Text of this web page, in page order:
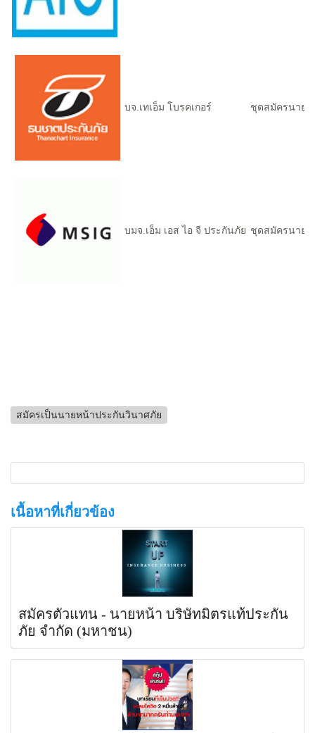
บจ.เทเอ็ม โบรคเกอร์ ชุดสมัครนาย
บมจ.เอ็ม เอส ไอ จี ประกันภัย ชุดสมัครนาย
สมัครเป็นนายหน้าประกันวินาศภัย
เนื้อหาที่เกี่ยวข้อง
สมัครตัวแทน - นายหน้า บริษัทมิตรแท้ประกัน
ภัย จำกัด (มหาชน)